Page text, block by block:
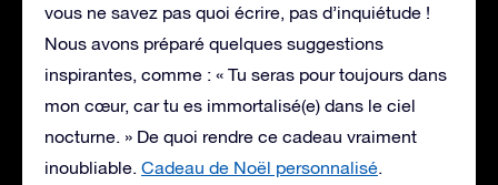
vous ne savez pas quoi écrire, pas d’inquiétude !
Nous avons préparé quelques suggestions
inspirantes, comme : « Tu seras pour toujours dans
mon cœur, car tu es immortalisé(e) dans le ciel
nocturne. » De quoi rendre ce cadeau vraiment
inoubliable. Cadeau de Noël personnalisé.